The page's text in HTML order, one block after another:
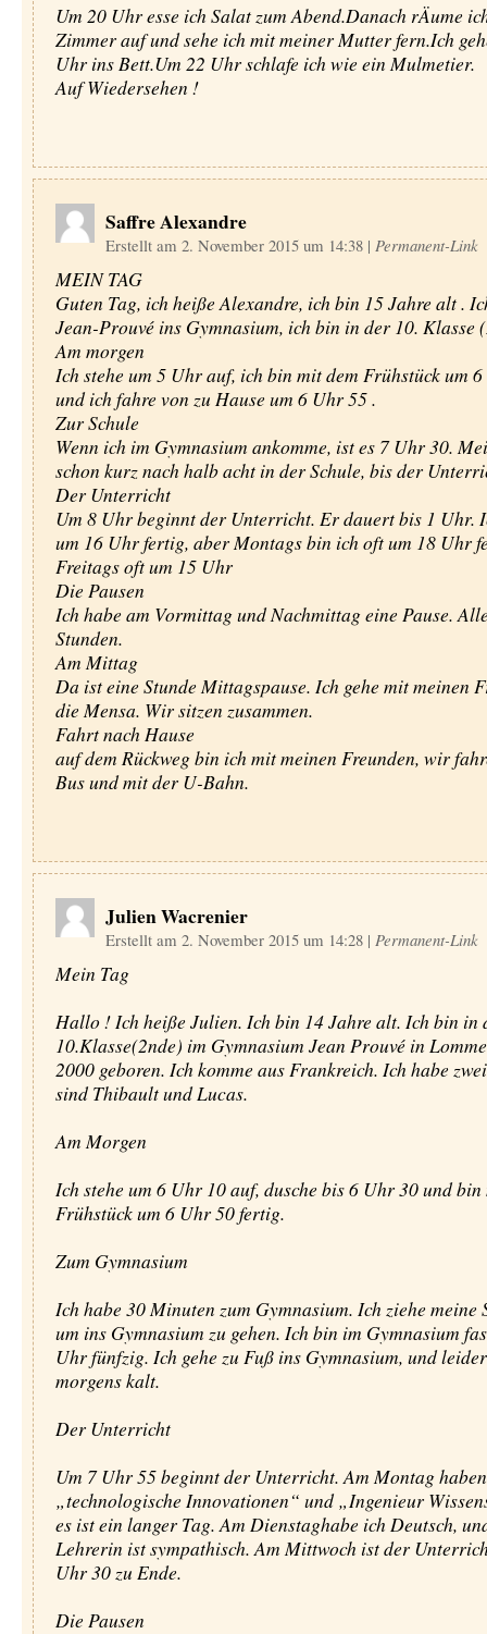
Um 20 Uhr esse ich Salat zum Abend.Danach rÄume
Zimmer auf und sehe ich mit meiner Mutter fern.Ich
Uhr ins Bett.Um 22 Uhr schlafe ich wie ein Mulmetier.
Auf Wiedersehen !
Saffre Alexandre
Erstellt am 2. November 2015 um 14:38 | Permanent-Link
MEIN TAG
Guten Tag, ich heiße Alexandre, ich bin 15 Jahre alt .
Jean-Prouvé ins Gymnasium, ich bin in der 10. Klasse
Am morgen
Ich stehe um 5 Uhr auf, ich bin mit dem Frühstück um
und ich fahre von zu Hause um 6 Uhr 55 .
Zur Schule
Wenn ich im Gymnasium ankomme, ist es 7 Uhr 30.
schon kurz nach halb acht in der Schule, bis der
Der Unterricht
Um 8 Uhr beginnt der Unterricht. Er dauert bis 1 Uhr.
um 16 Uhr fertig, aber Montags bin ich oft um 18 Uhr
Freitags oft um 15 Uhr
Die Pausen
Ich habe am Vormittag und Nachmittag eine Pause.
Stunden.
Am Mittag
Da ist eine Stunde Mittagspause. Ich gehe mit meinen
die Mensa. Wir sitzen zusammen.
Fahrt nach Hause
auf dem Rückweg bin ich mit meinen Freunden, wir
Bus und mit der U-Bahn.
Julien Wacrenier
Erstellt am 2. November 2015 um 14:28 | Permanent-Link
Mein Tag
Hallo ! Ich heiße Julien. Ich bin 14 Jahre alt. Ich bin in
10.Klasse(2nde) im Gymnasium Jean Prouvé in
2000 geboren. Ich komme aus Frankreich. Ich habe
sind Thibault und Lucas.
Am Morgen
Ich stehe um 6 Uhr 10 auf, dusche bis 6 Uhr 30 und bin
Frühstück um 6 Uhr 50 fertig.
Zum Gymnasium
Ich habe 30 Minuten zum Gymnasium. Ich ziehe meine
um ins Gymnasium zu gehen. Ich bin im Gymnasium
Uhr fünfzig. Ich gehe zu Fuß ins Gymnasium, und
morgens kalt.
Der Unterricht
Um 7 Uhr 55 beginnt der Unterricht. Am Montag
„technologische Innovationen“ und „Ingenieur
es ist ein langer Tag. Am Dienstaghabe ich Deutsch,
Lehrerin ist sympathisch. Am Mittwoch ist der
Uhr 30 zu Ende.
Die Pausen